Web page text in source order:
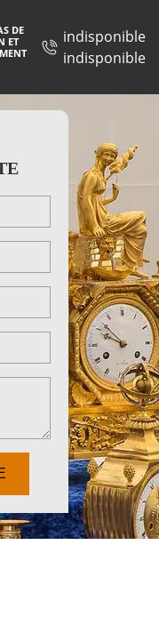
DE
ET
indisponible
indisponible